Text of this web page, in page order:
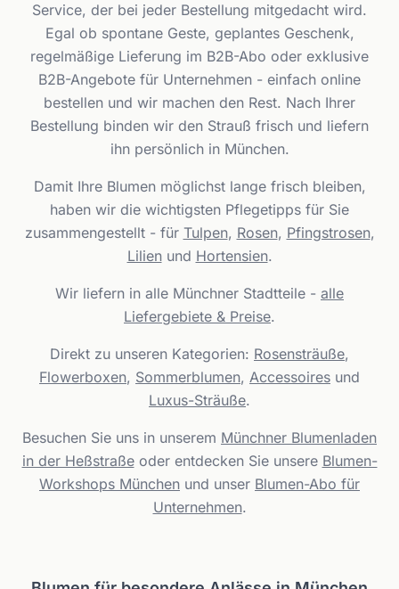
Service, der bei jeder Bestellung mitgedacht wird.
Egal ob spontane Geste, geplantes Geschenk,
regelmäßige Lieferung im B2B-Abo oder exklusive
B2B-Angebote für Unternehmen - einfach online
bestellen und wir machen den Rest. Nach Ihrer
Bestellung binden wir den Strauß frisch und liefern
ihn persönlich in München.
Damit Ihre Blumen möglichst lange frisch bleiben,
haben wir die wichtigsten Pflegetipps für Sie
zusammengestellt - für Tulpen, Rosen, Pfingstrosen,
Lilien und Hortensien.
Wir liefern in alle Münchner Stadtteile - alle
Liefergebiete & Preise.
Direkt zu unseren Kategorien: Rosensträuße,
Flowerboxen, Sommerblumen, Accessoires und
Luxus-Sträuße.
Besuchen Sie uns in unserem Münchner Blumenladen
in der Heßstraße oder entdecken Sie unsere Blumen-
Workshops München und unser Blumen-Abo für
Unternehmen.